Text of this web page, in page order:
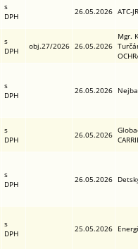
s
DPH
26.05.2026 ATC-
s
DPH
obj.27/2026 26.05.2026
Mgr.
s
DPH
26.05.2026
s
DPH
26.05.2026
s
DPH
26.05.2026
s
DPH
25.05.2026